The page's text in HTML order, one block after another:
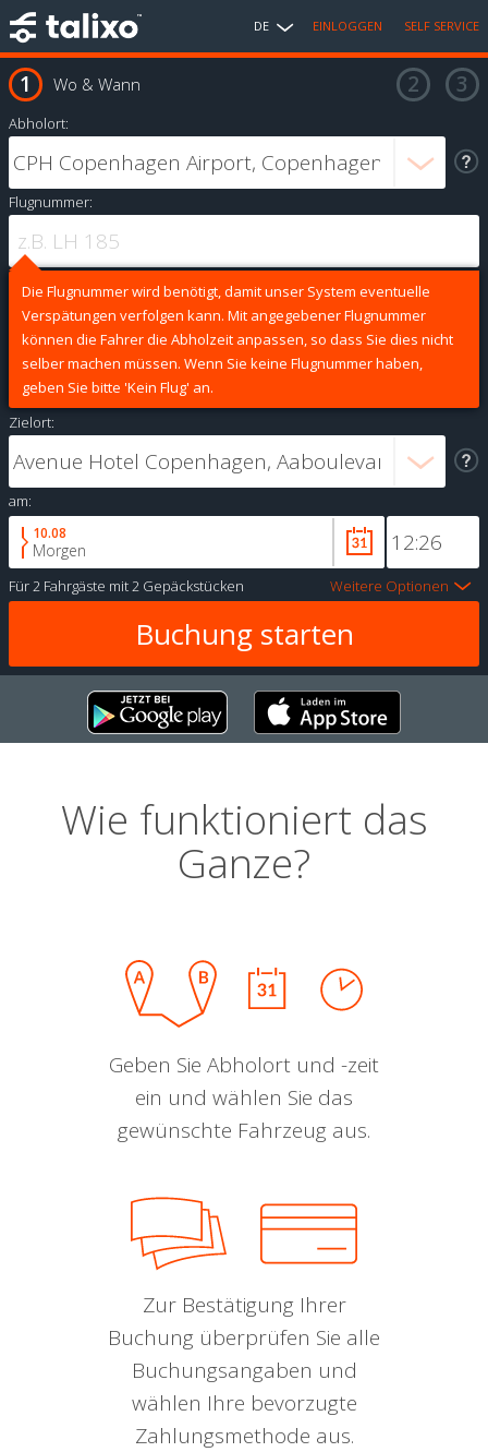
DE EINLOGGEN SELF SERVICE
Wo & Wann
Abholort:
Flugnummer:
Die Flugnummer wird benötigt, damit unser System eventuelle
Verspätungen verfolgen kann. Mit angegebener Flugnummer
können die Fahrer die Abholzeit anpassen, so dass Sie dies nicht
selber machen müssen. Wenn Sie keine Flugnummer haben,
geben Sie bitte 'Kein Flug' an.
Zielort:
am:
10.08
Morgen
Für2 Fahrgäste mit2 Gepäckstücken Weitere Optionen
Wie funktioniert das
Ganze?
Geben Sie Abholort und -zeit
ein und wählen Sie das
gewünschte Fahrzeug aus.
Zur Bestätigung Ihrer
Buchung überprüfen Sie alle
Buchungsangaben und
wählen Ihre bevorzugte
Zahlungsmethode aus.